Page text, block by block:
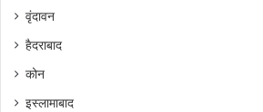
वृंदावन
हैदराबाद
कोन
इस्लामाबाद